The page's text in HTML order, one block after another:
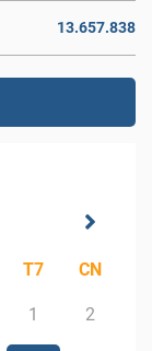
13.657.838
T7 CN
1 2